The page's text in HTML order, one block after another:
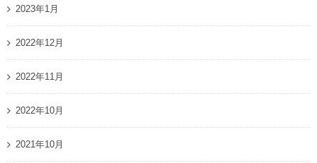
2023年1月
2022年12月
2022年11月
2022年10月
2021年10月